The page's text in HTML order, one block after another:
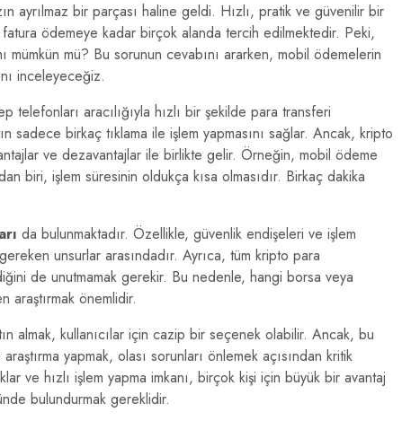
ayrılmaz bir parçası haline geldi. Hızlı, pratik ve güvenilir bir
ödemeye kadar birçok alanda tercih edilmektedir. Peki,
mümkün mü? Bu sorunun cevabını ararken, mobil ödemelerin
inceleyeceğiz.
telefonları aracılığıyla hızlı bir şekilde para transferi
sadece birkaç tıklama ile işlem yapmasını sağlar. Ancak, kripto
ve dezavantajlar ile birlikte gelir. Örneğin, mobil ödeme
biri, işlem süresinin oldukça kısa olmasıdır. Birkaç dakika
da bulunmaktadır. Özellikle, güvenlik endişeleri ve işlem
unsurlar arasındadır. Ayrıca, tüm kripto para
de unutmamak gerekir. Bu nedenle, hangi borsa veya
önemlidir.
almak, kullanıcılar için cazip bir seçenek olabilir. Ancak, bu
yapmak, olası sorunları önlemek açısından kritik
ve hızlı işlem yapma imkanı, birçok kişi için büyük bir avantaj
bulundurmak gereklidir.